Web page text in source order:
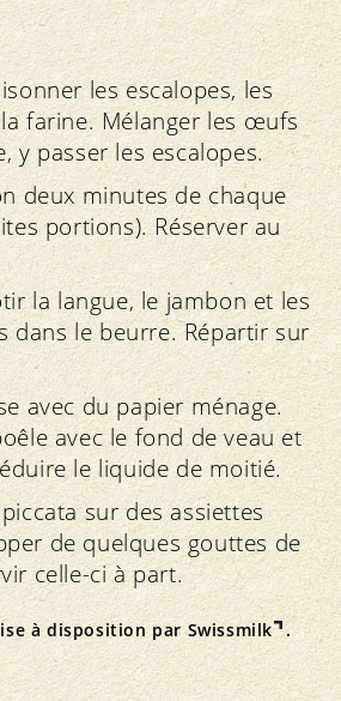
les escalopes, les
farine. Mélanger les œufs
y passer les escalopes.
deux minutes de chaque
portions). Réserver au
la langue, le jambon et les
dans le beurre. Répartir sur
avec du papier ménage.
avec le fond de veau et
le liquide de moitié.
sur des assiettes
de quelques gouttes de
celle-ci à part.
à disposition parSwissmilk .